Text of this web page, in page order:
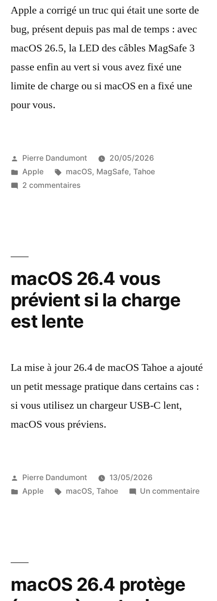
Apple a corrigé un truc qui était une sorte de
bug, présent depuis pas mal de temps : avec
macOS 26.5, la LED des câbles MagSafe 3
passe enfin au vert si vous avez fixé une
limite de charge ou si macOS en a fixé une
pour vous.
Publié
par
Pierre Dandumont
20/05/2026
Publié
dans
Apple Étiquettes :
macOS, MagSafe, Tahoe
2 commentairessur
couleur
pour
la
LED
la
charge
bloquée
macOS 26.4 vous
prévient si la charge
est lente
La mise à jour 26.4 de macOS Tahoe a ajouté
un petit message pratique dans certains cas :
si vous utilisez un chargeur USB-C lent,
macOS vous préviens.
Publié
par
Pierre Dandumont
13/05/2026
Publié
Apple Étiquettes :
macOS, Tahoe Un commentairesur
macOS 26.4 protège